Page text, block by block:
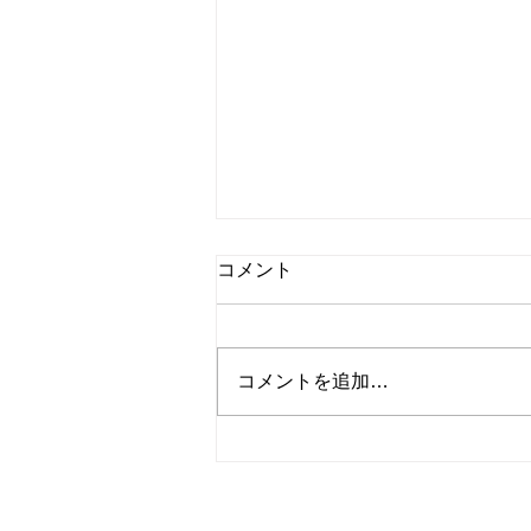
コメント
コメントを追加…